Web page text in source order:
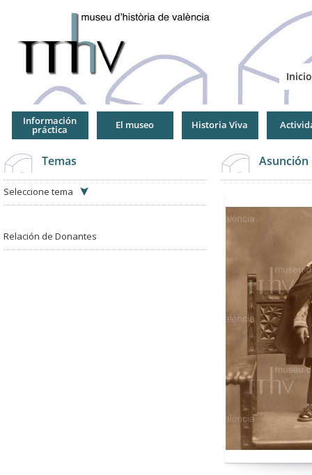
Inicio
Información
práctica El museo Historia Viva
Temas
Seleccione tema
Relación de Donantes
Asunción